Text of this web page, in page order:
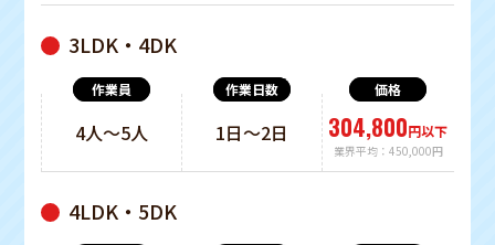
3LDK・4DK
作業員
4人〜5人
作業日数
1日〜2日
価格
304,800円以下
業界平均：450,000円
4LDK・5DK